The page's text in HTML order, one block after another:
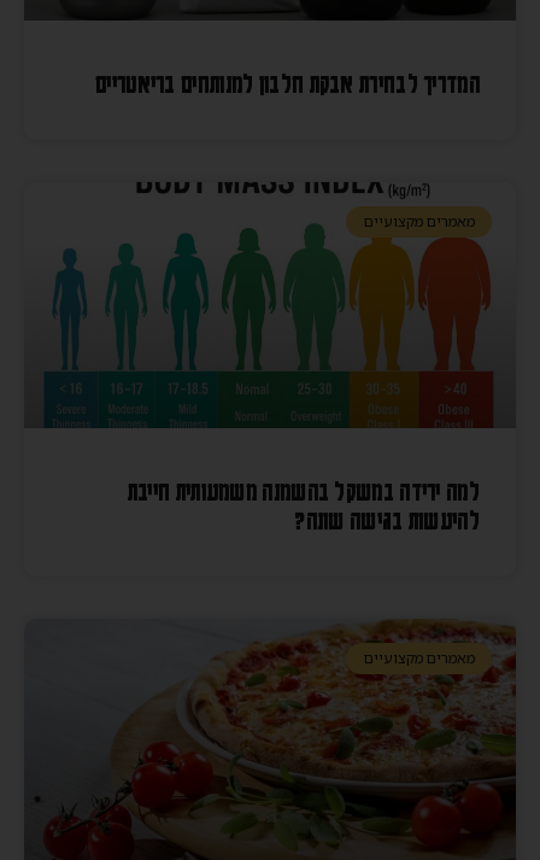
המדריך לבחירת אבקת חלבון למנותחים בריאטריים
מאמרים מקצועיים
למה ירידה במשקל בהשמנה משמעותית חייבת
להיעשות בגישה שונה?
מאמרים מקצועיים